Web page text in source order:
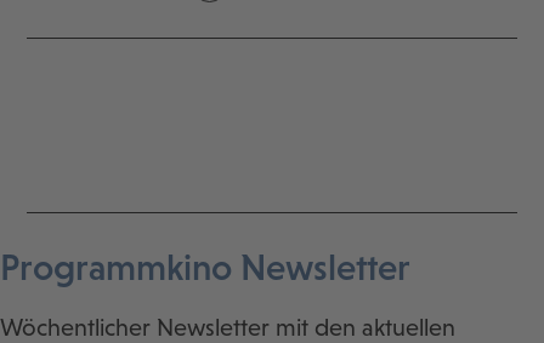
Programmkino Newsletter
Wöchentlicher Newsletter mit den aktuellen